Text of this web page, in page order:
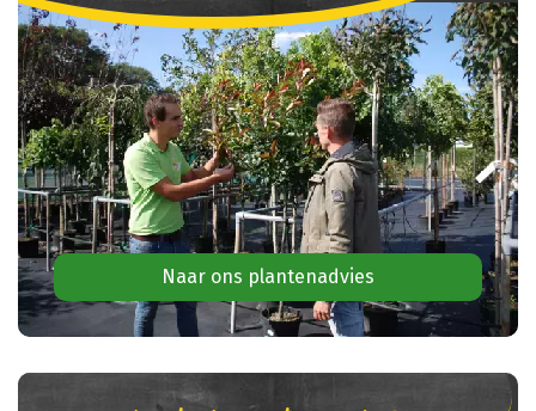
Naar ons plantenadvies